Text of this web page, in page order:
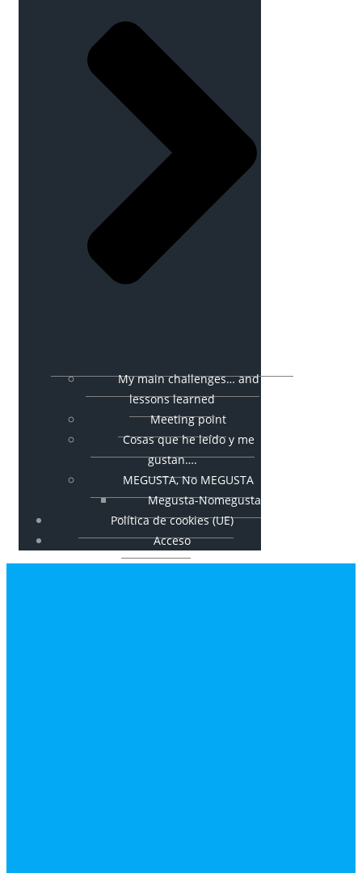
My main challenges… and
lessons learned
Meeting point
Cosas que he leído y me
gustan….
MEGUSTA, No MEGUSTA
Megusta-Nomegusta
Política de cookies (UE)
Acceso